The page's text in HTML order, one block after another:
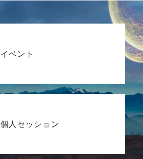
イベント
個人セッション